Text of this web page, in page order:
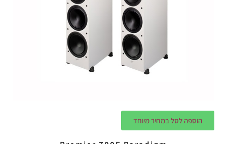
הוספה לסל במחיר מיוחד